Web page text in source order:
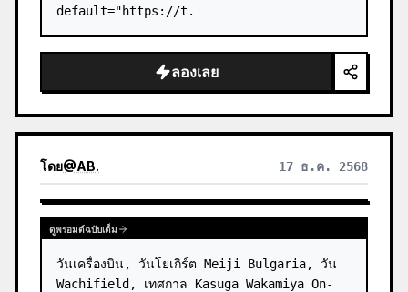
default="https://t.
ลองเลย
โดย@AB. 17 ธ.ค. 2568
ดูพรอมต์ฉบับเต็ม
วันเครื่องบิน, วันโยเกิร์ต Meiji Bulgaria, วัน
Wachifield, เทศกาล Kasuga Wakamiya On-